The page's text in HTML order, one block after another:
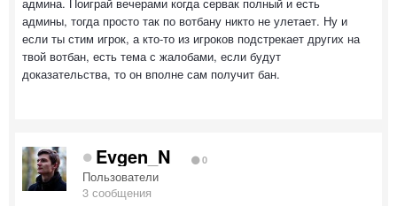
админы, тогда просто так по вотбану никто не улетает. Ну и
если ты стим игрок, а кто-то из игроков подстрекает других на
твой вотбан, есть тема с жалобами, если будут
доказательства, то он вполне сам получит бан.
Evgen_N 0
Пользователи
3 сообщения